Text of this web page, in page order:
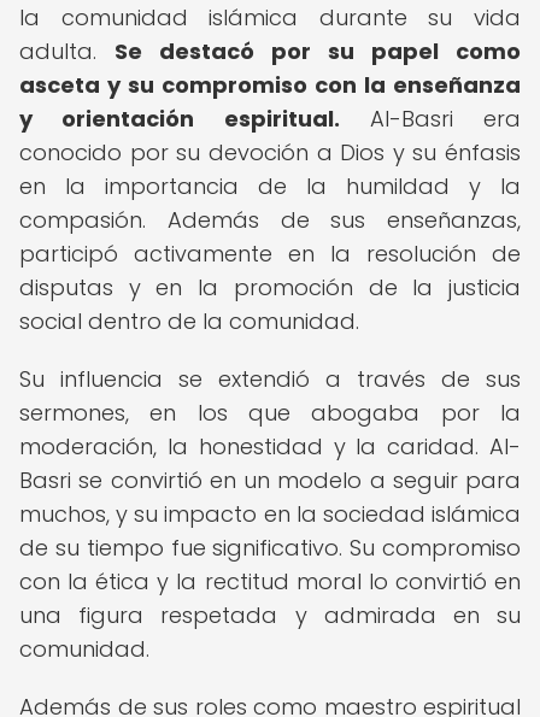
la comunidad islámica durante su vida
adulta. Se destacó por su papel como
asceta y su compromiso con la enseñanza
y orientación espiritual. Al-Basri era
conocido por su devoción a Dios y su énfasis
en la importancia de la humildad y la
compasión. Además de sus enseñanzas,
participó activamente en la resolución de
disputas y en la promoción de la justicia
social dentro de la comunidad.
Su influencia se extendió a través de sus
sermones, en los que abogaba por la
moderación, la honestidad y la caridad. Al-
Basri se convirtió en un modelo a seguir para
muchos, y su impacto en la sociedad islámica
de su tiempo fue significativo. Su compromiso
con la ética y la rectitud moral lo convirtió en
una figura respetada y admirada en su
comunidad.
Además de sus roles como maestro espiritual